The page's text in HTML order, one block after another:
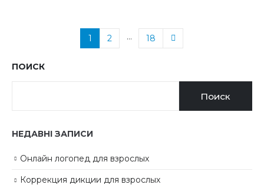
1 2 … 18
ПОИСК
Поиск
НЕДАВНІ ЗАПИСИ
Онлайн логопед для взрослых
Коррекция дикции для взрослых